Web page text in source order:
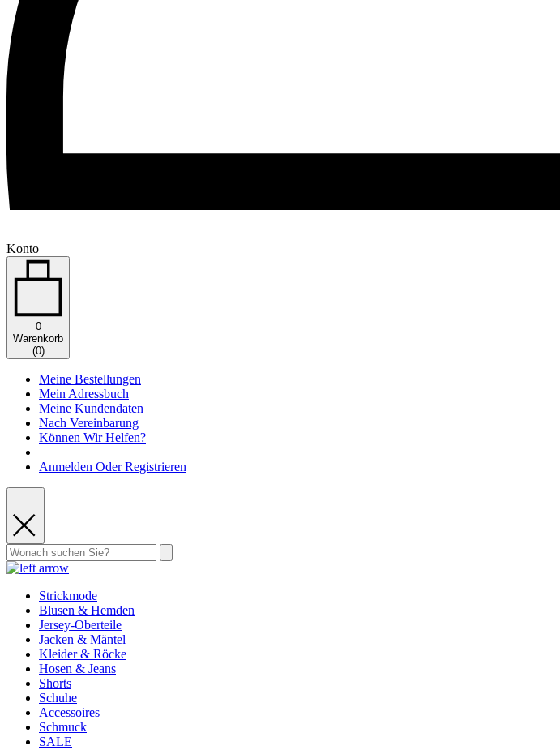
Konto
0
Warenkorb
(0)
Meine Bestellungen
Mein Adressbuch
Meine Kundendaten
Nach Vereinbarung
Können Wir Helfen?
Anmelden Oder Registrieren
Strickmode
Blusen & Hemden
Jersey-Oberteile
Jacken & Mäntel
Kleider & Röcke
Hosen & Jeans
Shorts
Schuhe
Accessoires
Schmuck
SALE